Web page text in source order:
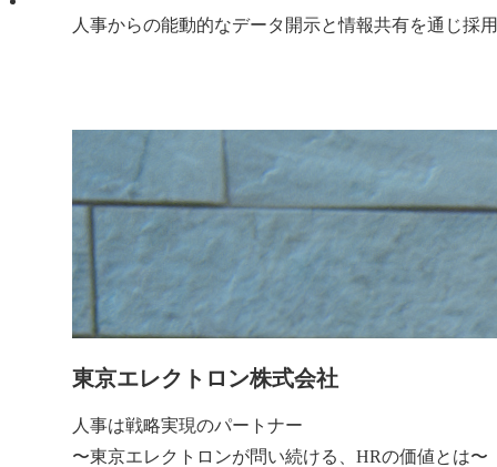
人事からの能動的なデータ開示と情報共有を通じ採
東京エレクトロン株式会社
人事は戦略実現のパートナー
〜東京エレクトロンが問い続ける、HRの価値とは〜